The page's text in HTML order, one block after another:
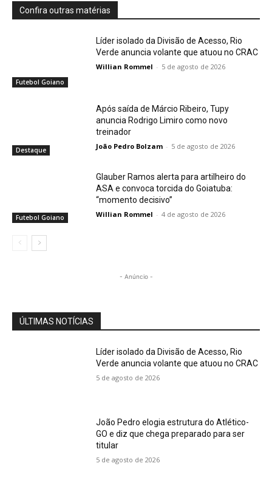
Confira outras matérias
Futebol Goiano
Líder isolado da Divisão de Acesso, Rio
Verde anuncia volante que atuou no CRAC
Willian Rommel - 5 de agosto de 2026
Destaque
Após saída de Márcio Ribeiro, Tupy
anuncia Rodrigo Limiro como novo
treinador
João Pedro Bolzam - 5 de agosto de 2026
Futebol Goiano
Glauber Ramos alerta para artilheiro do
ASA e convoca torcida do Goiatuba:
“momento decisivo”
Willian Rommel - 4 de agosto de 2026
- Anúncio -
ÚLTIMAS NOTÍCIAS
Líder isolado da Divisão de Acesso, Rio
Verde anuncia volante que atuou no CRAC
5 de agosto de 2026
João Pedro elogia estrutura do Atlético-
GO e diz que chega preparado para ser
titular
5 de agosto de 2026